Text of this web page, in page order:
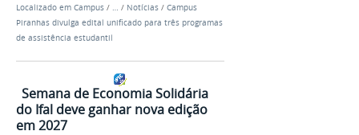
Localizado em Campus / … / Notícias / Campus
Piranhas divulga edital unificado para três programas
de assistência estudantil
Semana de Economia Solidária
do Ifal deve ganhar nova edição
em 2027